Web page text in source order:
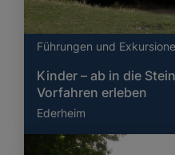
Führungen und
Kinder – ab in die
Vorfahren erleben
Ederheim